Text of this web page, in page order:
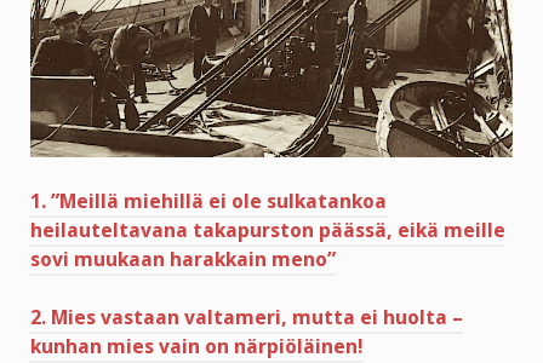
1. ”Meillä miehillä ei ole sulkatankoa
heilauteltavana takapurston päässä, eikä meille
sovi muukaan harakkain meno”
2. Mies vastaan valtameri, mutta ei huolta –
kunhan mies vain on närpiöläinen!